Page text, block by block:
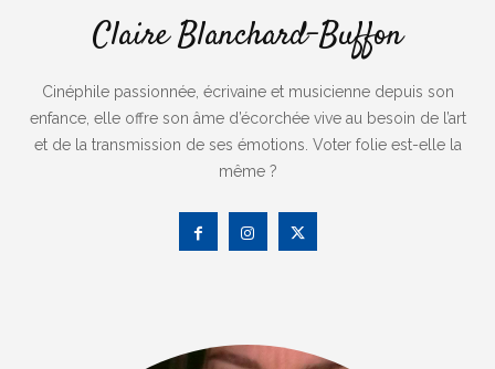
Claire Blanchard-Buffon
Cinéphile passionnée, écrivaine et musicienne depuis son
enfance, elle offre son âme d’écorchée vive au besoin de l’art
et de la transmission de ses émotions. Voter folie est-elle la
même ?